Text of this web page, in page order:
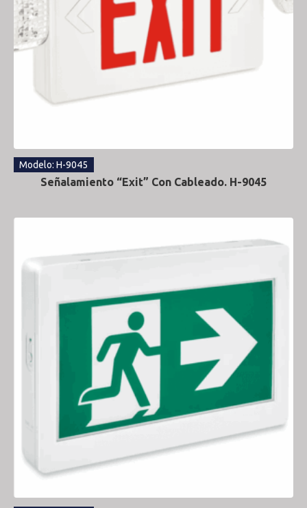
Modelo: H-9045
Señalamiento “Exit” Con Cableado. H-9045